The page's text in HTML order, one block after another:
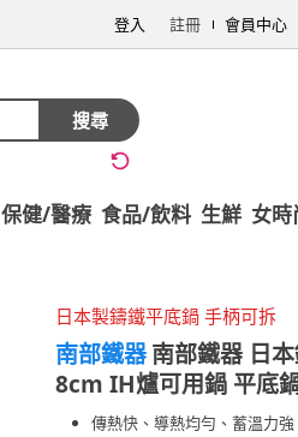
登入 註冊 會員中心
搜尋
保健/醫療 食品/飲料 生鮮 女時
日本製鑄鐵平底鍋 手柄可拆
南部鐵器南部鐵器 日
8cm IH爐可用鍋 平底
傳熱快、導熱均勻、蓄溫力強